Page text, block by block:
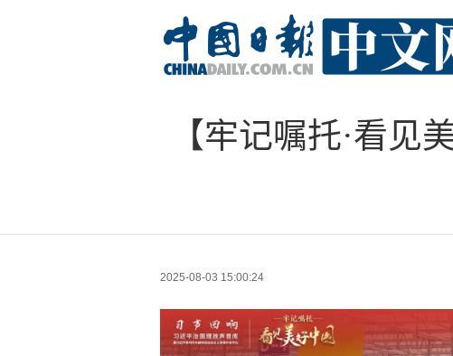
【牢记嘱托·看见
2025-08-03 15:00:24